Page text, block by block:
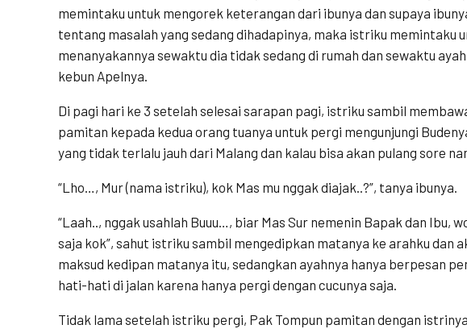
memintaku untuk mengorek keterangan dari ibunya dan supaya
tentang masalah yang sedang dihadapinya, maka istriku memintaku
menanyakannya sewaktu dia tidak sedang di rumah dan sewaktu
kebun Apelnya.
Di pagi hari ke 3 setelah selesai sarapan pagi, istriku sambil
pamitan kepada kedua orang tuanya untuk pergi mengunjungi
yang tidak terlalu jauh dari Malang dan kalau bisa akan pulang sore
“Lho…, Mur (nama istriku), kok Mas mu nggak diajak..?”, tanya ibunya.
“Laah.., nggak usahlah Buuu…, biar Mas Sur nemenin Bapak dan Ibu,
saja kok”, sahut istriku sambil mengedipkan matanya ke arahku dan
maksud kedipan matanya itu, sedangkan ayahnya hanya berpesan
hati-hati di jalan karena hanya pergi dengan cucunya saja.
Tidak lama setelah istriku pergi, Pak Tompun pamitan dengan